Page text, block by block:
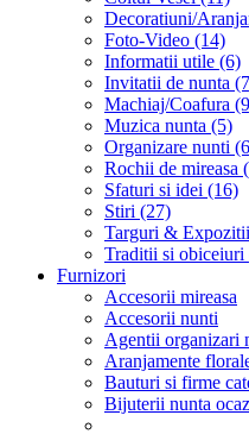
Decoratiuni/
Foto-Video (14)
Informatii utile (6)
Invitatii de nunta
Machiaj/Coafura
Muzica nunta (5)
Organizare nunti
Rochii de mireasa
Sfaturi si idei (16)
Stiri (27)
Targuri &
Traditii si obiceiuri
Furnizori
Accesorii mireasa
Accesorii nunti
Agentii organizari
Aranjamente
Bauturi si firme
Bijuterii nunta